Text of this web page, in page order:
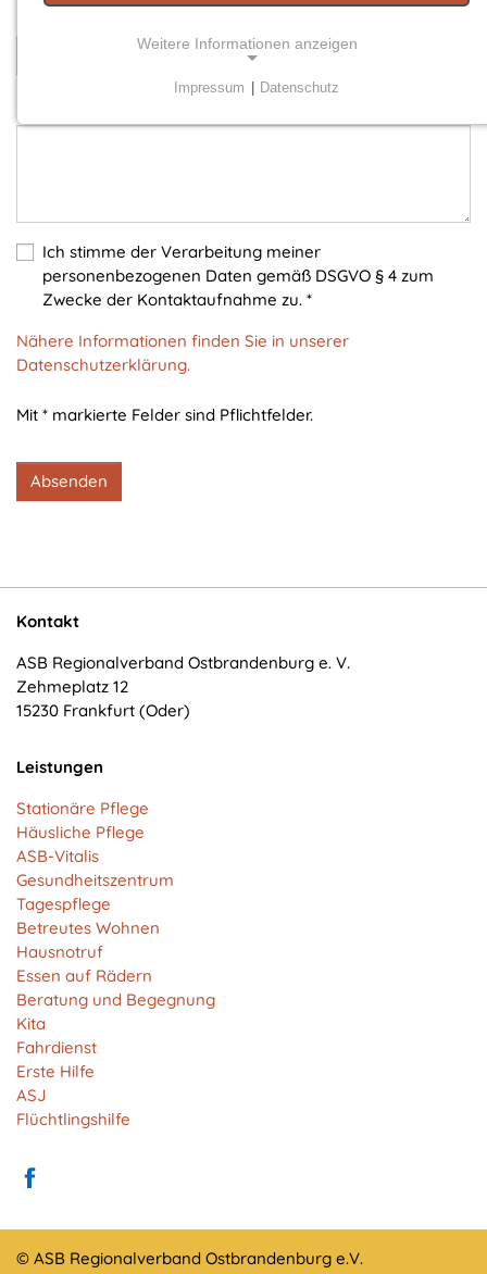
Ich stimme der Verarbeitung meiner
personenbezogenen Daten gemäß DSGVO § 4 zum
Zwecke der Kontaktaufnahme zu. *
Nähere Informationen finden Sie in unserer
Datenschutzerklärung.
Mit * markierte Felder sind Pflichtfelder.
Absenden
Kontakt
ASB Regionalverband Ostbrandenburg e. V.
Zehmeplatz 12
15230 Frankfurt (Oder)
Leistungen
Stationäre Pflege
Häusliche Pflege
ASB-Vitalis
Gesundheitszentrum
Tagespflege
Betreutes Wohnen
Hausnotruf
Essen auf Rädern
Beratung und Begegnung
Kita
Fahrdienst
Erste Hilfe
ASJ
Flüchtlingshilfe
© ASB Regionalverband Ostbrandenburg e.V.
Weitere Informationen anzeigen
Einverständnis-Cookie
Name:
cookie_consent
Zweck:
Dieser Cookie speichert die ausgewählten
1 Jahr
Matomo
Matomo
Zweck:
Cookie von Matomo für Website-Analysen. Erzeugt
statistische Daten darüber, wie der Besucher die
Website nutzt.
Cookie Laufzeit:
13 Monate
EXTERNE MEDIEN
Um Inhalte von Videoplattformen und Social Media
Impressum Datenschutz